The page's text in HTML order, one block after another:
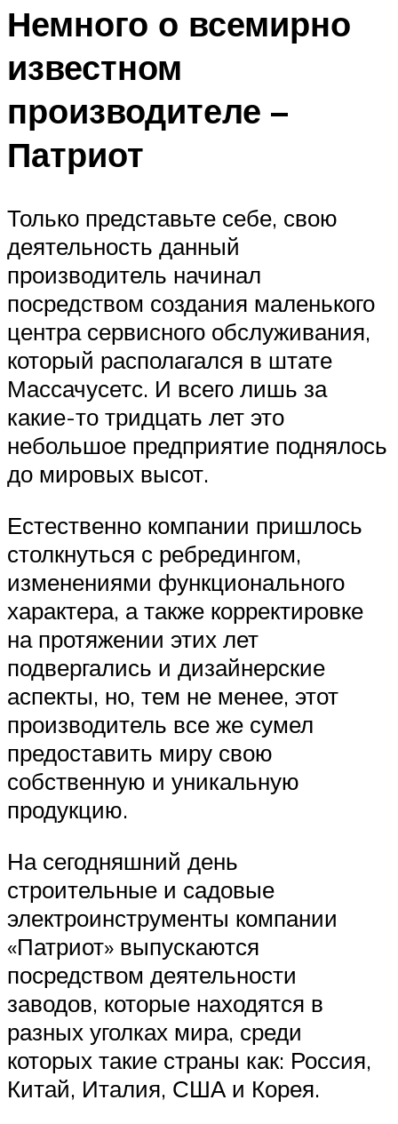
Немного о всемирно
известном
производителе –
Патриот
Только представьте себе, свою
деятельность данный
производитель начинал
посредством создания маленького
центра сервисного обслуживания,
который располагался в штате
Массачусетс. И всего лишь за
какие-то тридцать лет это
небольшое предприятие поднялось
до мировых высот.
Естественно компании пришлось
столкнуться с ребредингом,
изменениями функционального
характера, а также корректировке
на протяжении этих лет
подвергались и дизайнерские
аспекты, но, тем не менее, этот
производитель все же сумел
предоставить миру свою
собственную и уникальную
продукцию.
На сегодняшний день
строительные и садовые
электроинструменты компании
«Патриот» выпускаются
посредством деятельности
заводов, которые находятся в
разных уголках мира, среди
которых такие страны как: Россия,
Китай, Италия, США и Корея.